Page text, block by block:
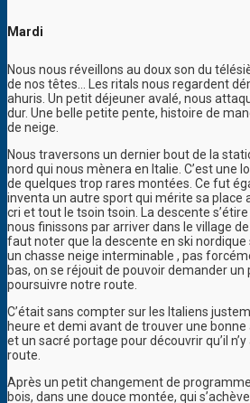
Mardi
Nous nous réveillons au doux son du
de nos têtes… Les ritals nous regardent
ahuris. Un petit déjeuner avalé, nous
dur. Une belle petite pente, histoire de
de neige.
Nous traversons un dernier bout de la
nord qui nous mènera en Italie. C’est une
de quelques trop rares montées. Ce fut
inventa un autre sport qui mérite sa place
cri et tout le tsoin tsoin. La descente
nous finissons par arriver dans le village
faut noter que la descente en ski nordique
un chasse neige interminable , pas
bas, on se réjouit de pouvoir demander un
poursuivre notre route.
C’était sans compter sur les Italiens
heure et demi avant de trouver une
et un sacré portage pour découvrir qu’il
route.
Après un petit changement de
bois, dans une douce montée, qui